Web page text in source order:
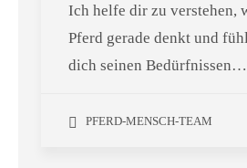
Ich helfe dir zu verstehen,
Pferd gerade denkt und
dich seinen Bedürfnissen…
PFERD-MENSCH-TEAM